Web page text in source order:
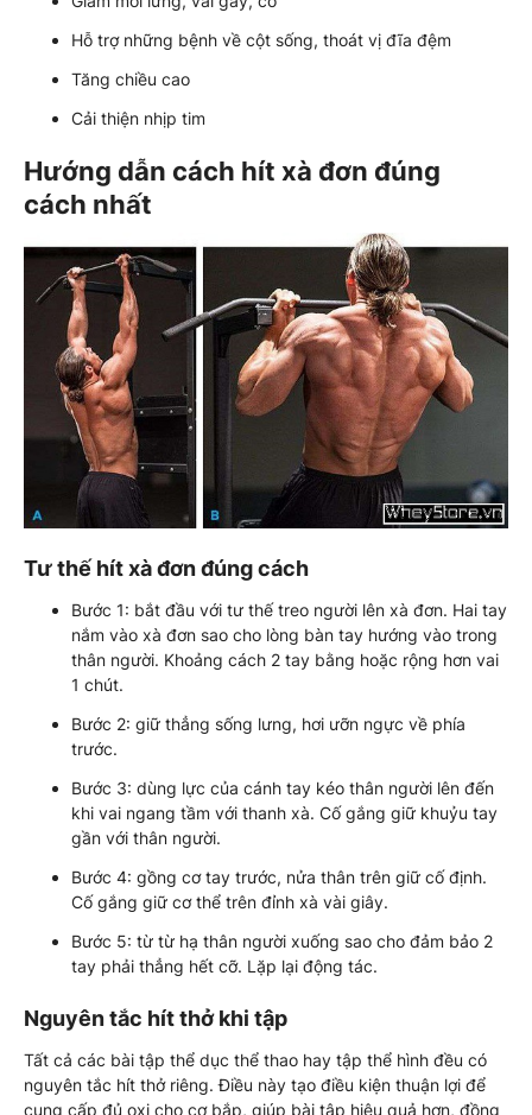
Hỗ trợ những bệnh về cột sống, thoát vị đĩa đệm
Tăng chiều cao
Cải thiện nhịp tim
Hướng dẫn cách hít xà đơn đúng
cách nhất
Tư thế hít xà đơn đúng cách
Bước 1: bắt đầu với tư thế treo người lên xà đơn. Hai tay
nắm vào xà đơn sao cho lòng bàn tay hướng vào trong
thân người. Khoảng cách 2 tay bằng hoặc rộng hơn vai
1 chút.
Bước 2: giữ thẳng sống lưng, hơi ưỡn ngực về phía
trước.
Bước 3: dùng lực của cánh tay kéo thân người lên đến
khi vai ngang tầm với thanh xà. Cố gắng giữ khuỷu tay
gần với thân người.
Bước 4: gồng cơ tay trước, nửa thân trên giữ cố định.
Cố gắng giữ cơ thể trên đỉnh xà vài giây.
Bước 5: từ từ hạ thân người xuống sao cho đảm bảo 2
tay phải thẳng hết cỡ. Lặp lại động tác.
Nguyên tắc hít thở khi tập
Tất cả các bài tập thể dục thể thao hay tập thể hình đều có
nguyên tắc hít thở riêng. Điều này tạo điều kiện thuận lợi để
cung cấp đủ oxi cho cơ bắp, giúp bài tập hiệu quả hơn, đồng